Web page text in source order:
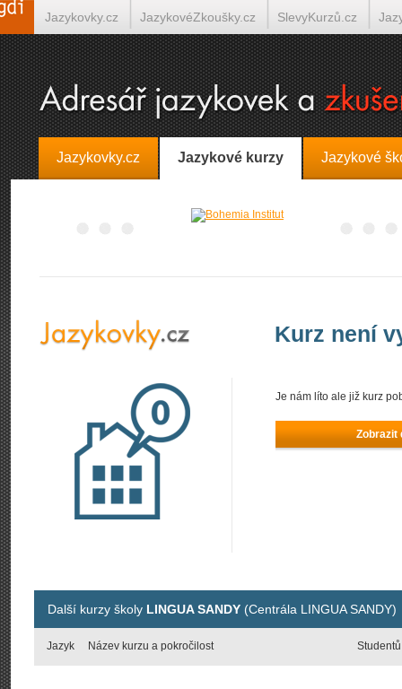
Jazykovky.cz Jazykové kurzy Jazykové
Kurz není
Je nám líto ale již kurz
Zobrazit
Další kurzy školy LINGUA SANDY (Centrála LINGUA SANDY)
Jazyk Název kurzu a pokročilost Studentů
Jazykovky.cz JazykovéZkoušky.cz SlevyKurzů.cz
Španělština on-line Italština on-line Tlumočení-